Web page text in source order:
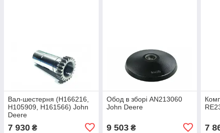
Вал-шестерня (H166216,
H105909, H161566) John
Deere
7 930 ₴
Обод в зборі AN213060
John Deere
9 503₴ 7